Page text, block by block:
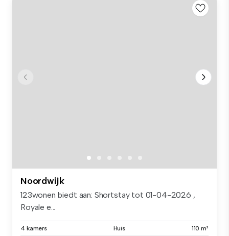
Noordwijk
123wonen biedt aan: Shortstay tot 01-04-2026 ,
Royale e...
4 kamers Huis 110 m²